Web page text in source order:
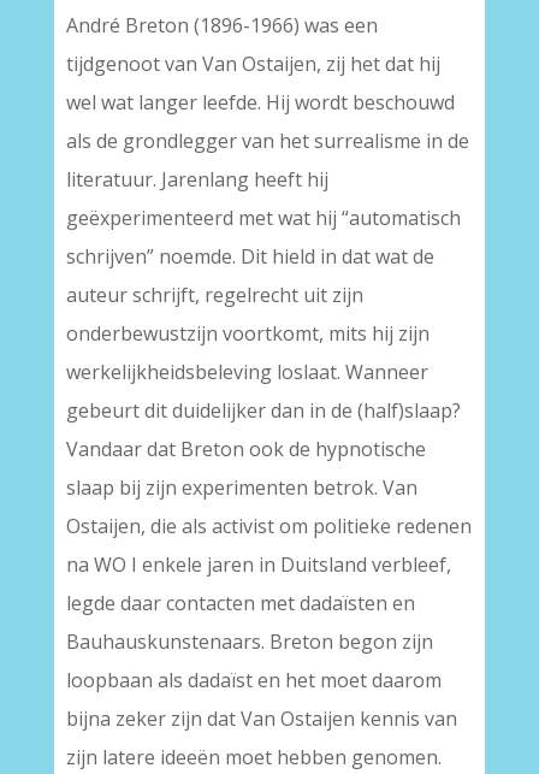
André Breton (1896-1966) was een
tijdgenoot van Van Ostaijen, zij het dat hij
wel wat langer leefde. Hij wordt beschouwd
als de grondlegger van het surrealisme in de
literatuur. Jarenlang heeft hij
geëxperimenteerd met wat hij “automatisch
schrijven” noemde. Dit hield in dat wat de
auteur schrijft, regelrecht uit zijn
onderbewustzijn voortkomt, mits hij zijn
werkelijkheidsbeleving loslaat. Wanneer
gebeurt dit duidelijker dan in de (half)slaap?
Vandaar dat Breton ook de hypnotische
slaap bij zijn experimenten betrok. Van
Ostaijen, die als activist om politieke redenen
na WO I enkele jaren in Duitsland verbleef,
legde daar contacten met dadaïsten en
Bauhauskunstenaars. Breton begon zijn
loopbaan als dadaïst en het moet daarom
bijna zeker zijn dat Van Ostaijen kennis van
zijn latere ideeën moet hebben genomen.